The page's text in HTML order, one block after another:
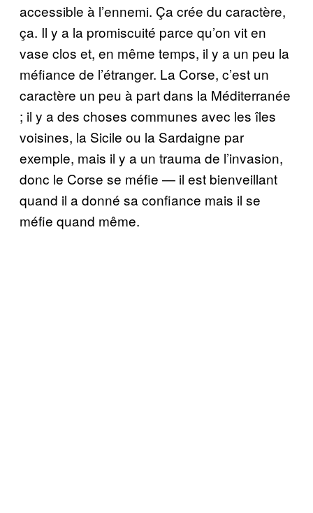
accessible à l’ennemi. Ça crée du caractère,
ça. Il y a la promiscuité parce qu’on vit en
vase clos et, en même temps, il y a un peu la
méfiance de l’étranger. La Corse, c’est un
caractère un peu à part dans la Méditerranée
; il y a des choses communes avec les îles
voisines, la Sicile ou la Sardaigne par
exemple, mais il y a un trauma de l’invasion,
donc le Corse se méfie — il est bienveillant
quand il a donné sa confiance mais il se
méfie quand même.